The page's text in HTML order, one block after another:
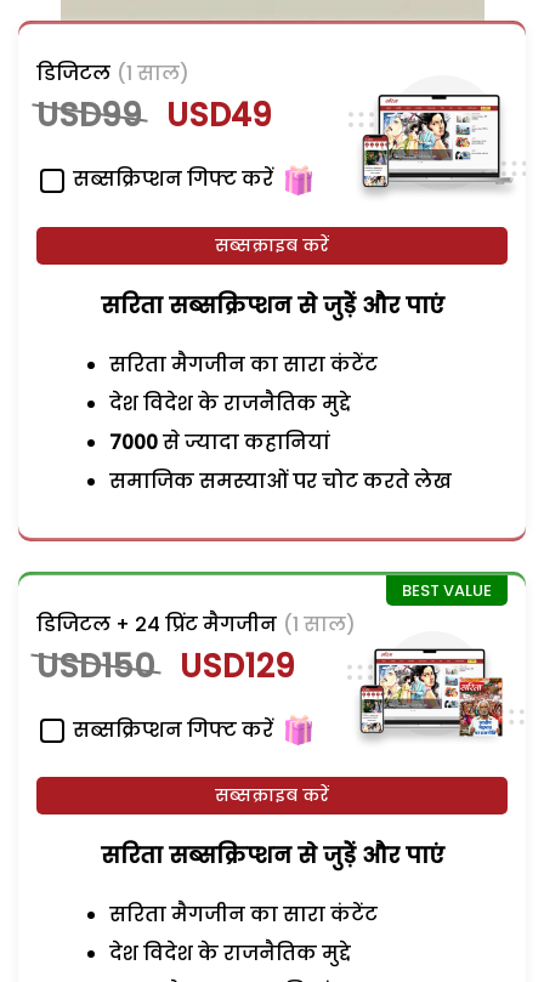
डिजिटल (1 साल)
USD99 USD49
सब्सक्रिप्शन गिफ्ट करें
सब्सक्राइब करें
सरिता सब्सक्रिप्शन से जुड़ेें और पाएं
सरिता मैगजीन का सारा कंटेंट
देश विदेश के राजनैतिक मुद्दे
7000से ज्यादा कहानियां
समाजिक समस्याओं पर चोट करते लेख
डिजिटल + 24 प्रिंट मैगजीन (1 साल)
USD150 USD129
सब्सक्रिप्शन गिफ्ट करें
सब्सक्राइब करें
सरिता सब्सक्रिप्शन से जुड़ेें और पाएं
सरिता मैगजीन का सारा कंटेंट
देश विदेश के राजनैतिक मुद्दे